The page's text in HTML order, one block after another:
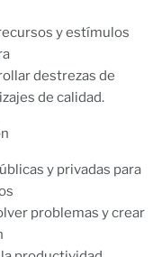
y estímulos
destrezas de
de calidad.
y privadas para
problemas y crear